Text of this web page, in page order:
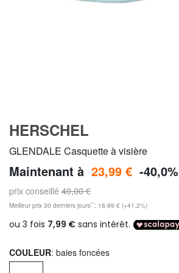
HERSCHEL
GLENDALE Casquette à visière
Maintenant à 23,99 € -40,0%
prix conseillé 40,00 €
Meilleur prix 30 derniers jours**: 16,99 € (+41,2%)
COULEUR: baies foncées